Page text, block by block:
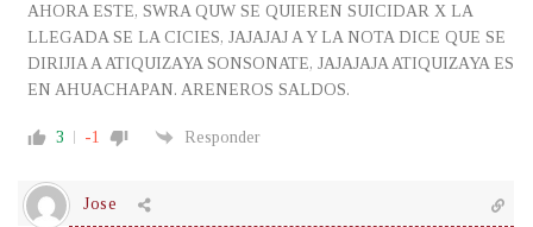
AHORA ESTE, SWRA QUW SE QUIEREN SUICIDAR X LA
LLEGADA SE LA CICIES, JAJAJAJ A Y LA NOTA DICE QUE SE
DIRIJIA A ATIQUIZAYA SONSONATE, JAJAJAJA ATIQUIZAYA ES
EN AHUACHAPAN. ARENEROS SALDOS.
3 -1 Responder
Jose